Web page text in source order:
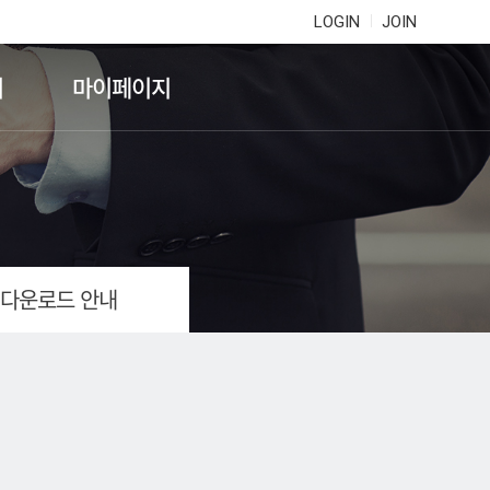
LOGIN JOIN
마이페이지
운로드 안내